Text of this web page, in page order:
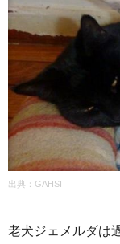
出典： GAHSI
老犬ジェメルダは